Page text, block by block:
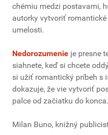
chémiu medzi postavami,
autorky vytvoriť
umelosti.
Nedorozumenie je presne
siahnete, keď si chcete
si užiť romantický príbeh s
dokazuje, že vie vytvoriť
palce od začiatku do konca.
Milan Buno, knižný